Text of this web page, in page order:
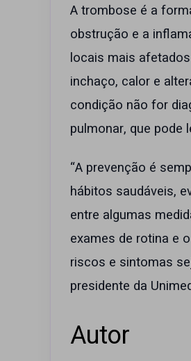
A trombose é a
obstrução e a
locais mais
inchaço, calor e
condição não for
pulmonar, que pode
“A prevenção é
hábitos saudáveis,
entre algumas
exames de rotina e
riscos e sintomas
presidente da
Autor